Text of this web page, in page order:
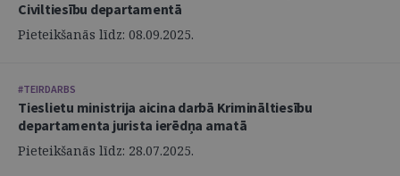
Civiltiesību departamentā
Pieteikšanās līdz: 08.09.2025.
#TEIRDARBS
Tieslietu ministrija aicina darbā Krimināltiesību
departamenta jurista ierēdņa amatā
Pieteikšanās līdz: 28.07.2025.